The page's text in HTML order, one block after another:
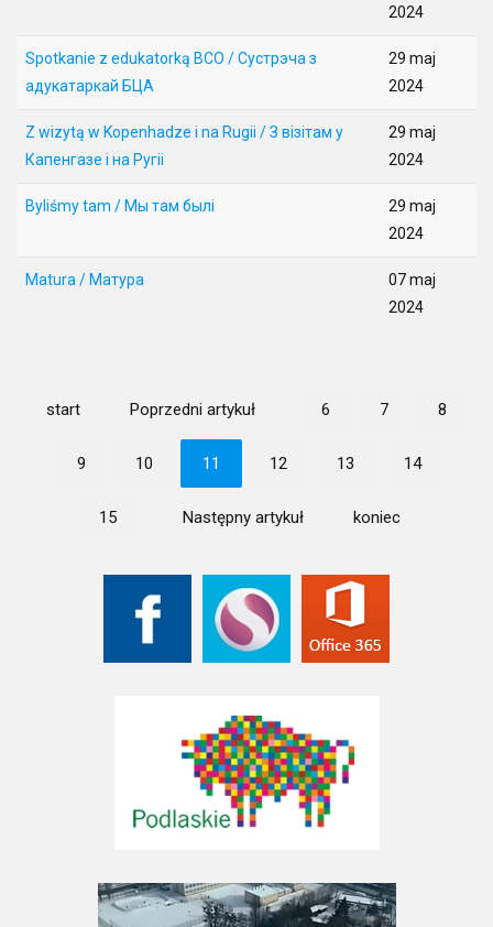
2024
Spotkanie z edukatorką BCO / Сустрэча з
адукатаркай БЦА
29 maj
2024
Z wizytą w Kopenhadze i na Rugii / З візітам у
Капенгазе і на Ругіі
29 maj
2024
Byliśmy tam / Мы там былі
29 maj
2024
Matura / Mатура
07 maj
2024
start Poprzedni artykuł 6 7 8
9 10 11 12 13 14
15 Następny artykuł koniec